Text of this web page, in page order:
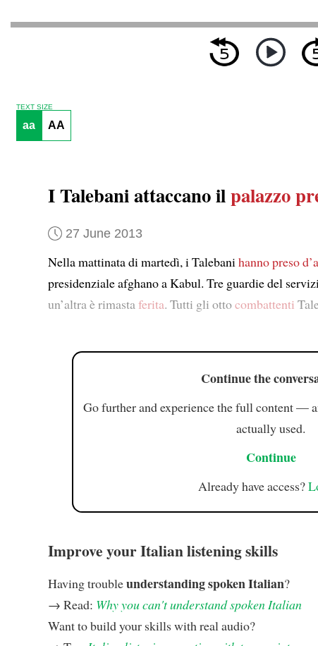
TEXT SIZE
aa AA
I Talebani attaccano ilpalazzo
27 June 2013
Nella mattinata di martedì, i Talebanihanno preso
presidenziale afghano a Kabul. Tre guardie del
un’altra è rimastaferita. Tutti gli ottocombattenti
Continue the
Go further and experience the full content —
actually used.
Continue
Already have access?
Improve your Italian listening skills
Having troubleunderstanding spoken Italian?
→ Read: Why you can't understand spoken Italian
Want to build your skills with real audio?